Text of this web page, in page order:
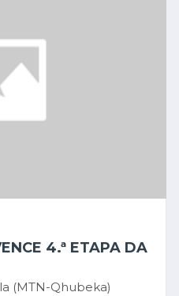
4.ª ETAPA DA
(MTN-Qhubeka)